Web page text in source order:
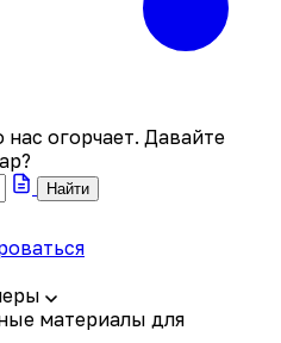
огорчает. Давайте
Найти
материалы для